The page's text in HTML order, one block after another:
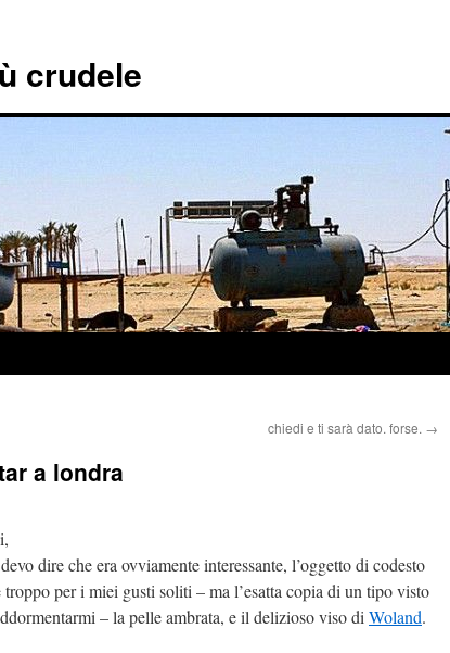
crudele
chiedi e ti sarà dato. forse. →
a londra
dire che era ovviamente interessante, l’oggetto di codesto
per i miei gusti soliti – ma l’esatta copia di un tipo visto
– la pelle ambrata, e il delizioso viso di Woland.